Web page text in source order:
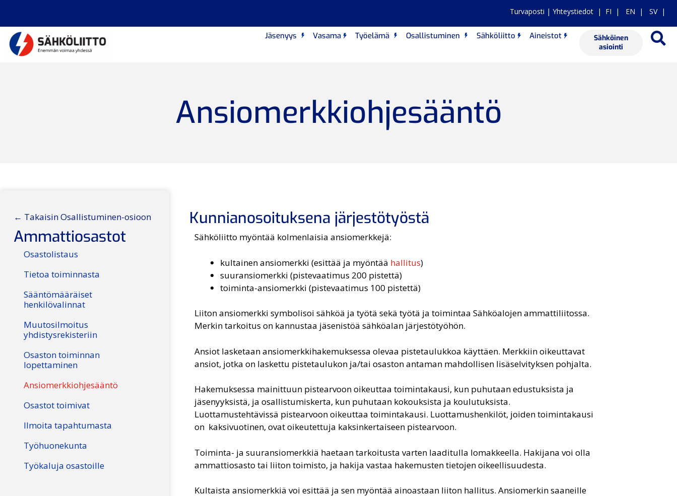
Turvaposti | Yhteystiedot| FI | EN | SV |
Jäsenyys Vasama Työelämä Osallistuminen Sähköliitto Aineistot
Sähköinen
asiointi
Ansiomerkkiohjesääntö
← Takaisin Osallistuminen-osioon
Ammattiosastot
Osastolistaus
Tietoa toiminnasta
Sääntömääräiset
henkilövalinnat
Muutosilmoitus
yhdistysrekisteriin
Osaston toiminnan
lopettaminen
Ansiomerkkiohjesääntö
Osastot toimivat
Ilmoita tapahtumasta
Työhuonekunta
Työkaluja osastoille
Kunnianosoituksena järjestötyöstä
Sähköliitto myöntää kolmenlaisia ansiomerkkejä:
kultainen ansiomerkki (esittää ja myöntää hallitus)
suuransiomerkki (pistevaatimus 200 pistettä)
toiminta-ansiomerkki (pistevaatimus 100 pistettä)
Liiton ansiomerkki symbolisoi sähköä ja työtä sekä työtä ja toimintaa Sähköalojen ammattiliitossa.
Merkin tarkoitus on kannustaa jäsenistöä sähköalan järjestötyöhön.
Ansiot lasketaan ansiomerkkihakemuksessa olevaa pistetaulukkoa käyttäen. Merkkiin oikeuttavat
ansiot, jotka on laskettu pistetaulukon ja/tai osaston antaman mahdollisen lisäselvityksen pohjalta.
Hakemuksessa mainittuun pistearvoon oikeuttaa toimintakausi, kun puhutaan edustuksista ja
jäsenyyksistä, ja osallistumiskerta, kun puhutaan kokouksista ja koulutuksista.
Luottamustehtävissä pistearvoon oikeuttaa toimintakausi. Luottamushenkilöt, joiden toimintakausi
on kaksivuotinen, ovat oikeutettuja kaksinkertaiseen pistearvoon.
Toiminta- ja suuransiomerkkiä haetaan tarkoitusta varten laaditulla lomakkeella. Hakijana voi olla
ammattiosasto tai liiton toimisto, ja hakija vastaa hakemusten tietojen oikeellisuudesta.
Kultaista ansiomerkkiä voi esittää ja sen myöntää ainoastaan liiton hallitus. Ansiomerkin saaneille